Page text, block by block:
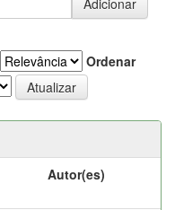
Ordenar
Autor(es)